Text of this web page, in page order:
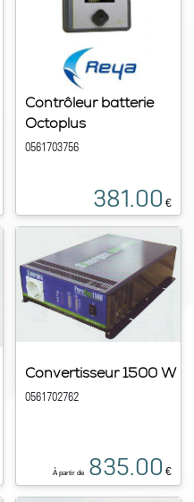
Contrôleur batterie
Octoplus
0561703756
381.00 €
Convertisseur 1500 W
0561702762
À partir de 835.00 €